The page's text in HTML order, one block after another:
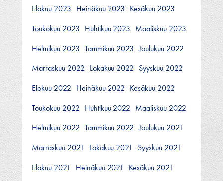
Elokuu 2023 Heinäkuu 2023 Kesäkuu 2023
Toukokuu 2023 Huhtikuu 2023 Maaliskuu 2023
Helmikuu 2023 Tammikuu 2023 Joulukuu 2022
Marraskuu 2022 Lokakuu 2022 Syyskuu 2022
Elokuu 2022 Heinäkuu 2022 Kesäkuu 2022
Toukokuu 2022 Huhtikuu 2022 Maaliskuu 2022
Helmikuu 2022 Tammikuu 2022 Joulukuu 2021
Marraskuu 2021
Lokakuu 2021
Syyskuu 2021
Elokuu 2021
Heinäkuu 2021
Kesäkuu 2021